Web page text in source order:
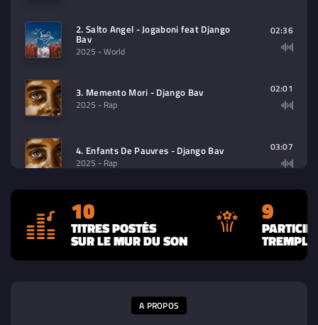
2. Salto Angel - Jogaboni feat Django
Bav
2025 - World
02:36
3. Memento Mori - Django Bav
2025 - Rap
02:01
4. Enfants De Pauvres - Django Bav
2025 - Rap
03:07
5. Espérance De Vie - Django Bav
2025 - Rap
04:19
6. Fausses Notes - Django Bav feat 04:35
10
TITRES POSTÉS
SUR LE MUR DU SON
9
A PROPOS